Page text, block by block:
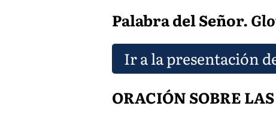
Palabra del Señor.
Ir a la presentación
ORACIÓN SOBRE